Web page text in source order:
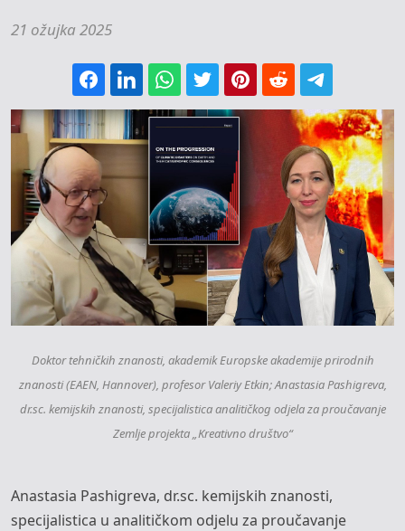
21 ožujka 2025
Doktor tehničkih znanosti, akademik Europske akademije prirodnih
znanosti (EAEN, Hannover), profesor Valeriy Etkin; Anastasia Pashigreva,
dr.sc. kemijskih znanosti, specijalistica analitičkog odjela za proučavanje
Zemlje projekta „Kreativno društvo“
Anastasia Pashigreva, dr.sc. kemijskih znanosti,
specijalistica u analitičkom odjelu za proučavanje